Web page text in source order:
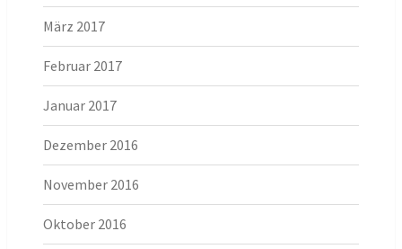
März 2017
Februar 2017
Januar 2017
Dezember 2016
November 2016
Oktober 2016